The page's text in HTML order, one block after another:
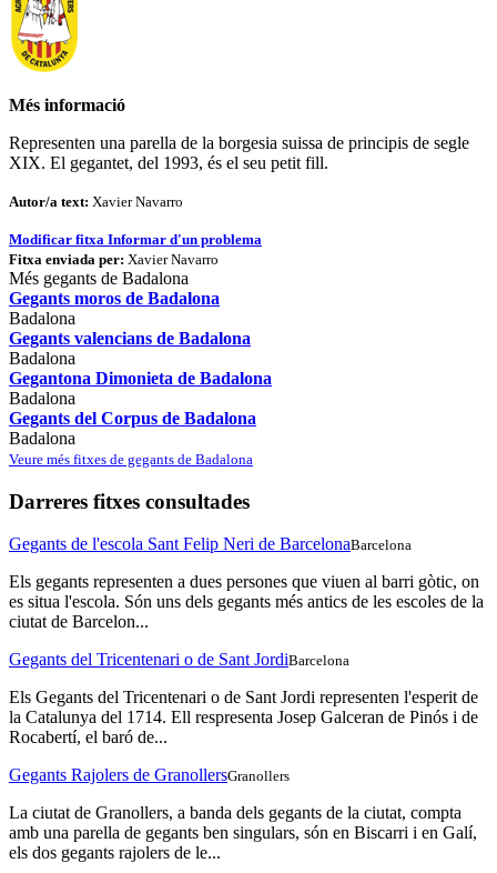
Més informació
Representen una parella de la borgesia suissa de principis de segle
XIX. El gegantet, del 1993, és el seu petit fill.
Autor/a text: Xavier Navarro
Modificar fitxa Informar d'un problema
Fitxa enviada per: Xavier Navarro
Més gegants de Badalona
Gegants moros de Badalona
Badalona
Gegants valencians de Badalona
Badalona
Gegantona Dimonieta de Badalona
Badalona
Gegants del Corpus de Badalona
Badalona
Veure més fitxes de gegants de Badalona
Darreres fitxes consultades
Gegants de l'escola Sant Felip Neri de BarcelonaBarcelona
Els gegants representen a dues persones que viuen al barri gòtic, on
es situa l'escola. Són uns dels gegants més antics de les escoles de la
ciutat de Barcelon...
Gegants del Tricentenari o de Sant JordiBarcelona
Els Gegants del Tricentenari o de Sant Jordi representen l'esperit de
la Catalunya del 1714. Ell respresenta Josep Galceran de Pinós i de
Rocabertí, el baró de...
Gegants Rajolers de GranollersGranollers
La ciutat de Granollers, a banda dels gegants de la ciutat, compta
amb una parella de gegants ben singulars, són en Biscarri i en Galí,
els dos gegants rajolers de le...